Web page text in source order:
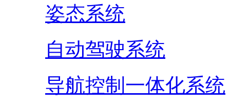
姿态系统
自动驾驶系统
导航控制一体化系统